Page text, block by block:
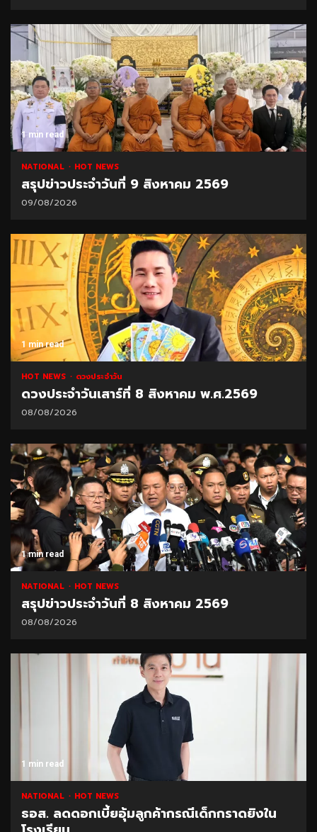
1 min read
NATIONAL HOT NEWS
สรุปข่าวประจำวันที่ 9 สิงหาคม 2569
09/08/2026
1 min read
HOT NEWS ดวงประจำวัน
ดวงประจำวันเสาร์ที่ 8 สิงหาคม พ.ศ.2569
08/08/2026
1 min read
NATIONAL HOT NEWS
สรุปข่าวประจำวันที่ 8 สิงหาคม 2569
08/08/2026
1 min read
NATIONAL HOT NEWS
ธอส. ลดดอกเบี้ยอุ้มลูกค้ากรณีเด็กกราดยิงใน